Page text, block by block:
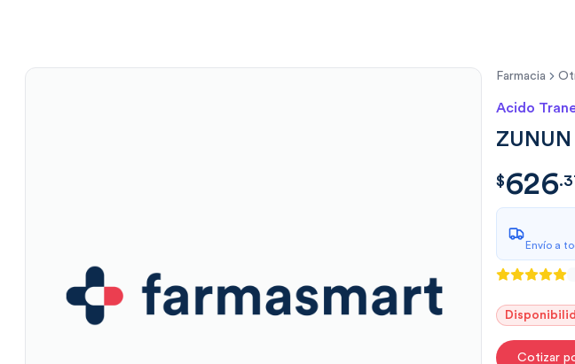
Farmacia
Acido
$
$626.
Envío a
Cotizar